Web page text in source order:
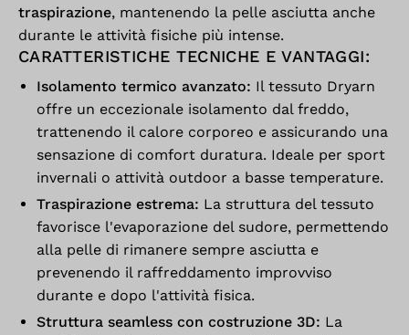
traspirazione, mantenendo la pelle asciutta anche
durante le attività fisiche più intense.
CARATTERISTICHE TECNICHE E VANTAGGI:
Isolamento termico avanzato: Il tessuto Dryarn
offre un eccezionale isolamento dal freddo,
trattenendo il calore corporeo e assicurando una
sensazione di comfort duratura. Ideale per sport
invernali o attività outdoor a basse temperature.
Traspirazione estrema: La struttura del tessuto
favorisce l'evaporazione del sudore, permettendo
alla pelle di rimanere sempre asciutta e
prevenendo il raffreddamento improvviso
durante e dopo l'attività fisica.
Struttura seamless con costruzione 3D: La